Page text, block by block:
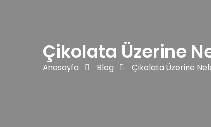
Çikolata Üzerine
Anasayfa Blog Çikolata Üzerine